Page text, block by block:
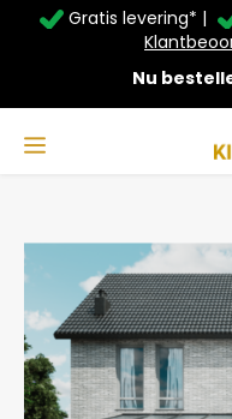
Service
Bezorging
Afhalen
Montage
Gratis levering* |
Nu
Zomer Deals: Tot
veranda's +
Veranda | Glas | Zwart